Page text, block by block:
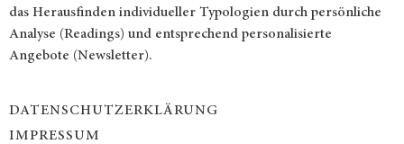
das Herausfinden individueller Typologien durch persönliche
Analyse (Readings) und entsprechend personalisierte
Angebote (Newsletter).
DATENSCHUTZERKLÄRUNG
IMPRESSUM